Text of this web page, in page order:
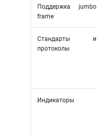
Поддержка jumbo
frame
Стандарты и
протоколы
Индикаторы